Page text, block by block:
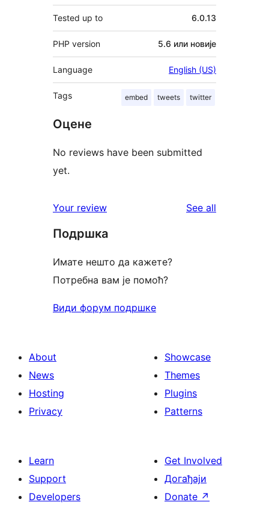
Tested up to 6.0.13
PHP version 5.6 или новије
Language English (US)
Tags embed tweets twitter
Оцене
No reviews have been submitted
yet.
Your review See all
Подршка
Имате нешто да кажете?
Потребна вам је помоћ?
Види форум подршке
About
News
Hosting
Privacy
Showcase
Themes
Plugins
Patterns
Learn
Support
Developers
Get Involved
Догађаји
Donate ↗